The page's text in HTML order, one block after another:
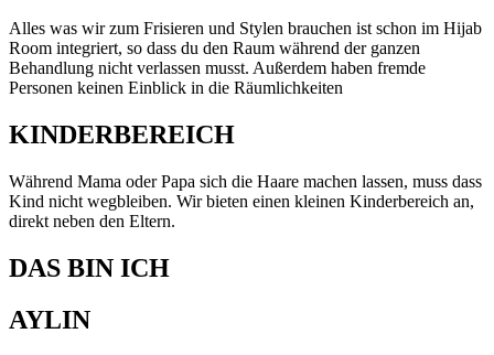
Alles was wir zum Frisieren und Stylen brauchen ist schon im Hijab
Room integriert, so dass du den Raum während der ganzen
Behandlung nicht verlassen musst. Außerdem haben fremde
Personen keinen Einblick in die Räumlichkeiten
KINDERBEREICH
Während Mama oder Papa sich die Haare machen lassen, muss dass
Kind nicht wegbleiben. Wir bieten einen kleinen Kinderbereich an,
direkt neben den Eltern.
DAS BIN ICH
AYLIN